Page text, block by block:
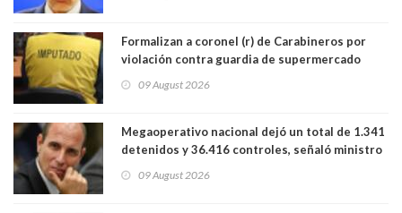
Lo Espejo
Formalizan a coronel (r) de Carabineros por
violación contra guardia de supermercado
09 August 2026
Megaoperativo nacional dejó un total de 1.341
detenidos y 36.416 controles, señaló ministro
09 August 2026